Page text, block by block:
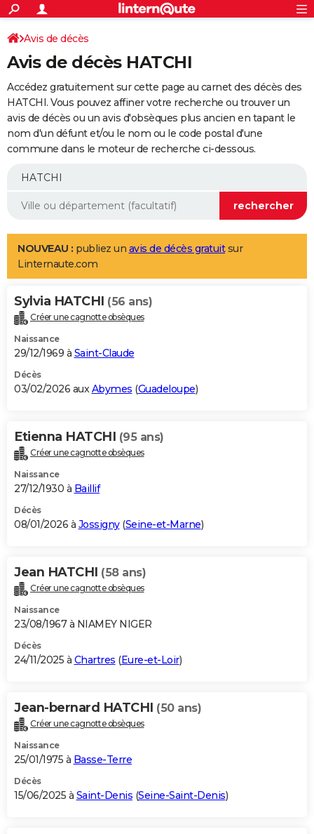
ACTUALITÉS
Politique
Société
Faits Divers
Education
Monde
Villes
+
SPORT
Coupe du monde 2026
Football
Tennis
Cyclisme
Rugby
Forum
Programme TV
TNT
Streaming
Cinéma
Sorties cinéma
Musique
+
FINANCE
Retraite
Epargne
Immobilier
Risques naturels par ville
Banque
Assurance
AUTO
Essais
Réserver un essai
Citadines
Berlines
SUV
Forum auto
+
Mobiles
Meilleur smartphone
Internet
Ordinateurs
Jeux vidéo
Guide high-tech
Aménagement intérieur
LIFESTYLE
Art de vivre
Bien-être
Loisirs
Mode
Modes de vie
Alimentation
Guide de la santé
Maladies
Médicaments
Sommeil
VOYAGE
Destinations
City break
Voyage nature
Voyage de noces
Forum
Climat
+PHOTO
GUIDES D'ACHAT
BONS PLANS
Carte de Noël
Carte Bonne année
Carte Saint-Valentin
Carte Pâques
Carte d'anniversaire
DICTIONNAIRE
Dictionnaire
Biographies
Citations
Expressions
Proverbes
PROGRAMME TV
S'inscrire
Se connecter
Lycées
Collèges
Primaires
Universités
Entreprises
Service militaire
Avis de recherche
AVIS DE DÉCÈS
Bricolage
Lifestyle
Culture
Sport
Auto
Television
Voyage
Cinema
Avis de décès
Avis de décès HATCHI
Accédez gratuitement sur cette page au carnet des décès des
HATCHI. Vous pouvez affiner votre recherche ou trouver un
avis de décès ou un avis d'obsèques plus ancien en tapant le
nom d'un défunt et/ou le nom ou le code postal d'une
commune dans le moteur de recherche ci-dessous.
NOUVEAU : publiez un avis de décès gratuitsur
Linternaute.com
Sylvia HATCHI (56 ans)
Créer une cagnotte obsèques
Naissance
29/12/1969 à Saint-Claude
Décès
03/02/2026 auxAbymes (Guadeloupe)
Etienna HATCHI (95 ans)
Créer une cagnotte obsèques
Naissance
27/12/1930 à Baillif
Décès
08/01/2026 à Jossigny(Seine-et-Marne)
Jean HATCHI (58 ans)
Créer une cagnotte obsèques
Naissance
23/08/1967 à NIAMEY NIGER
Décès
24/11/2025 à Chartres (Eure-et-Loir)
Jean-bernard HATCHI (50 ans)
Créer une cagnotte obsèques
Naissance
25/01/1975 à Basse-Terre
Décès
15/06/2025 à Saint-Denis (Seine-Saint-Denis)